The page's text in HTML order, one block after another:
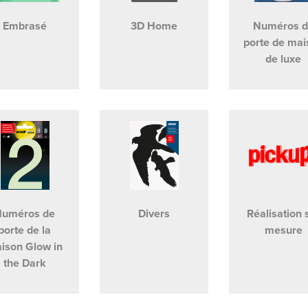
Embrasé 3D Home
Numéros
porte de
de luxe
de
de la
Glow in
the Dark
Divers
Réalisation
mesure